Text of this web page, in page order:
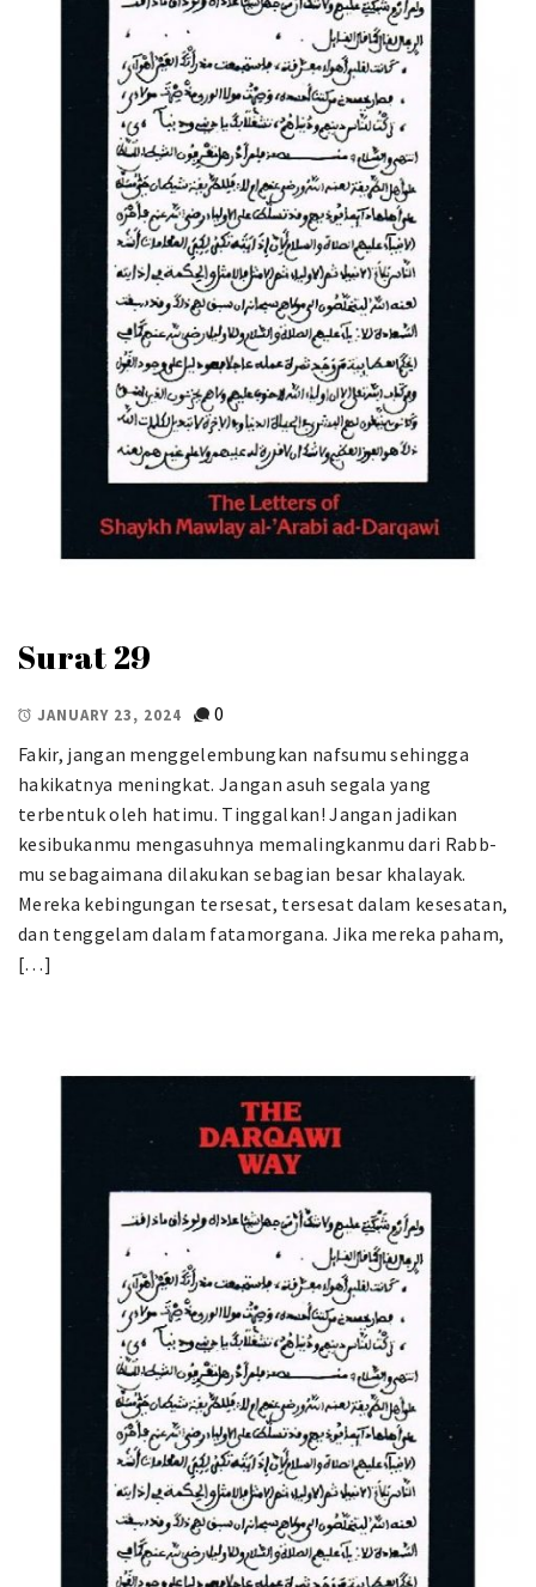
Surat 29
JANUARY 23, 2024
0
Fakir, jangan menggelembungkan nafsumu sehingga
hakikatnya meningkat. Jangan asuh segala yang
terbentuk oleh hatimu. Tinggalkan! Jangan jadikan
kesibukanmu mengasuhnya memalingkanmu dari Rabb-
mu sebagaimana dilakukan sebagian besar khalayak.
Mereka kebingungan tersesat, tersesat dalam kesesatan,
dan tenggelam dalam fatamorgana. Jika mereka paham,
[…]